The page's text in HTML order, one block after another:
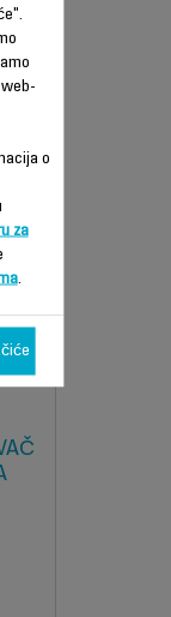
o
za
.